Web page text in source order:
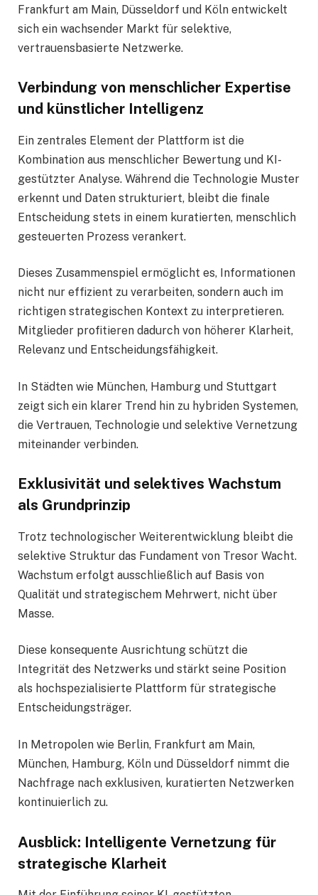
Frankfurt am Main, Düsseldorf und Köln entwickelt
sich ein wachsender Markt für selektive,
vertrauensbasierte Netzwerke.
Verbindung von menschlicher Expertise
und künstlicher Intelligenz
Ein zentrales Element der Plattform ist die
Kombination aus menschlicher Bewertung und KI-
gestützter Analyse. Während die Technologie Muster
erkennt und Daten strukturiert, bleibt die finale
Entscheidung stets in einem kuratierten, menschlich
gesteuerten Prozess verankert.
Dieses Zusammenspiel ermöglicht es, Informationen
nicht nur effizient zu verarbeiten, sondern auch im
richtigen strategischen Kontext zu interpretieren.
Mitglieder profitieren dadurch von höherer Klarheit,
Relevanz und Entscheidungsfähigkeit.
In Städten wie München, Hamburg und Stuttgart
zeigt sich ein klarer Trend hin zu hybriden Systemen,
die Vertrauen, Technologie und selektive Vernetzung
miteinander verbinden.
Exklusivität und selektives Wachstum
als Grundprinzip
Trotz technologischer Weiterentwicklung bleibt die
selektive Struktur das Fundament von Tresor Wacht.
Wachstum erfolgt ausschließlich auf Basis von
Qualität und strategischem Mehrwert, nicht über
Masse.
Diese konsequente Ausrichtung schützt die
Integrität des Netzwerks und stärkt seine Position
als hochspezialisierte Plattform für strategische
Entscheidungsträger.
In Metropolen wie Berlin, Frankfurt am Main,
München, Hamburg, Köln und Düsseldorf nimmt die
Nachfrage nach exklusiven, kuratierten Netzwerken
kontinuierlich zu.
Ausblick: Intelligente Vernetzung für
strategische Klarheit